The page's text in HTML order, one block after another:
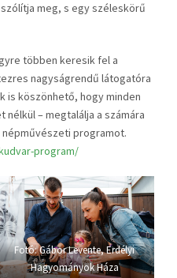
meg, s egy széleskörű
többen keresik fel a
nagyságrendű látogatóra
is köszönhető, hogy minden
– megtalálja a számára
programot.
program/
Fotó: Gábor Levente, Erdélyi
Hagyományok Háza